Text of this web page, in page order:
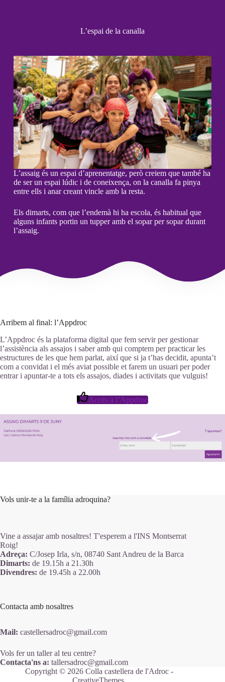
L’espai de la canalla
L’assaig és un espai d’aprenentatge, però creiem que també ha
de ser un espai lúdic i de coneixença, on la canalla fa pinya
entre ells i anar creant vincle amb la resta.
Els dimarts, com que l’endemà hi ha escola, és habitual que
alguns infants portin un tupper amb el sopar per sopar durant
l’assaig.
Arribem al final: l’Appdroc
L’Appdroc és la plataforma digital que fem servir per gestionar
l’assistència als assajos i saber amb qui comptem per practicar les
estructures de les que hem parlat, així que si ja t’has decidit, apunta’t
com a convidat i el més aviat possible et farem un usuari per poder
entrar i apuntar-te a tots els assajos, diades i activitats que vulguis!
Accés a l’Appdroc
Vols unir-te a la família adroquina?
Vine a assajar amb nosaltres! T'esperem a l'INS Montserrat
Roig!
Adreça: C/Josep Irla, s/n, 08740 Sant Andreu de la Barca
Dimarts: de 19.15h a 21.30h
Divendres: de 19.45h a 22.00h
Contacta amb nosaltres
Mail: castellersadroc@gmail.com
Vols fer un taller al teu centre?
Contacta'ns a: tallersadroc@gmail.com
Copyright © 2026 Colla castellera de l'Adroc -
CreativeThemes.